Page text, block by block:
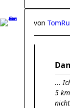
von
...
5